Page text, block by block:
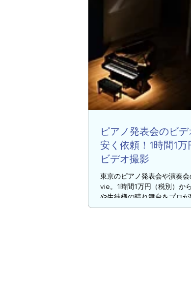
ピアノ発表会のビデ
安く依頼！1時間1万
ビデオ撮影
東京のピアノ発表会や演奏会
vie。1時間1万円（税別）か
や生徒様の晴れ舞台をプロが
式LINEなら30秒で簡単見積